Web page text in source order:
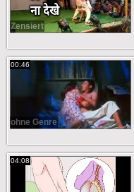
Zensiert
00:46
ohne Genre
04:08